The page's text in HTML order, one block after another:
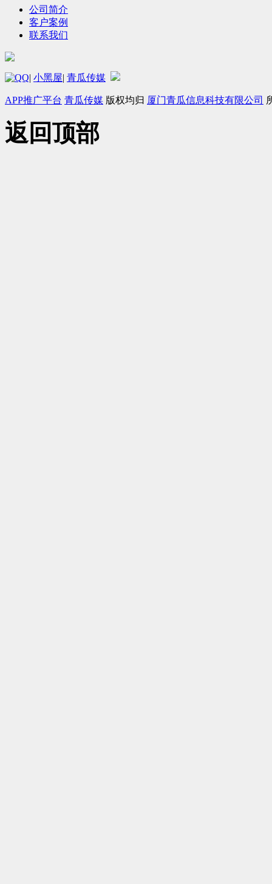
公司简介
客户案例
联系我们
| 小黑屋| 青瓜传媒
APP推广平台 青瓜传媒 版权均归 厦门青瓜信息科技有限公司
返回顶部